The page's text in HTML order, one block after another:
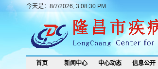
今天是：8/7/2026, 3:08:30 PM
首页 新闻中心 中心动态 信息公开